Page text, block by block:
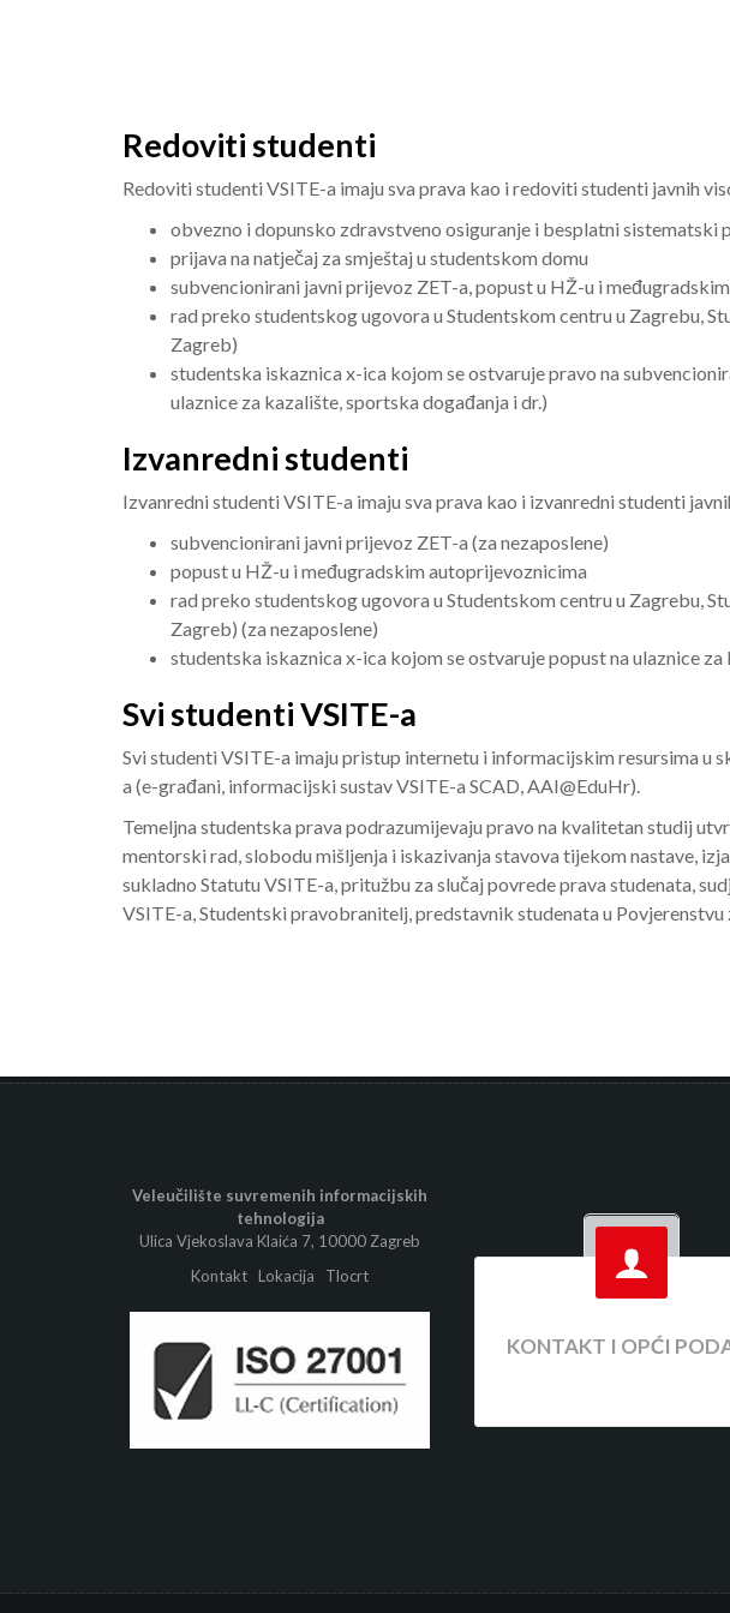
Redoviti studenti
Redoviti studenti VSITE-a imaju sva prava kao i redoviti studenti javnih
obvezno i dopunsko zdravstveno osiguranje i besplatni sistematski
prijava na natječaj za smještaj u studentskom domu
subvencionirani javni prijevoz ZET-a, popust u HŽ-u i
rad preko studentskog ugovora u Studentskom centru u Zagrebu,
Zagreb)
studentska iskaznica x-ica kojom se ostvaruje pravo na
ulaznice za kazalište, sportska događanja i dr.)
Izvanredni studenti
Izvanredni studenti VSITE-a imaju sva prava kao i izvanredni studenti
subvencionirani javni prijevoz ZET-a (za nezaposlene)
popust u HŽ-u i međugradskim autoprijevoznicima
rad preko studentskog ugovora u Studentskom centru u Zagrebu,
Zagreb) (za nezaposlene)
studentska iskaznica x-ica kojom se ostvaruje popust na ulaznice
Svi studenti VSITE-a
Svi studenti VSITE-a imaju pristup internetu i informacijskim resursima
a (e-građani, informacijski sustav VSITE-a SCAD, AAI@EduHr).
Temeljna studentska prava podrazumijevaju pravo na kvalitetan studij
mentorski rad, slobodu mišljenja i iskazivanja stavova tijekom nastave,
sukladno Statutu VSITE-a, pritužbu za slučaj povrede prava studenata,
VSITE-a, Studentski pravobranitelj, predstavnik studenata u
Veleučilište suvremenih informacijskih
tehnologija
Ulica Vjekoslava Klaića 7, 10000 Zagreb
Kontakt Lokacija Tlocrt
KONTAKT I OPĆI